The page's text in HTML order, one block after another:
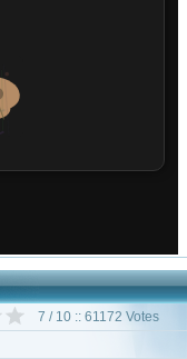
7 / 10 :: 61172 Votes